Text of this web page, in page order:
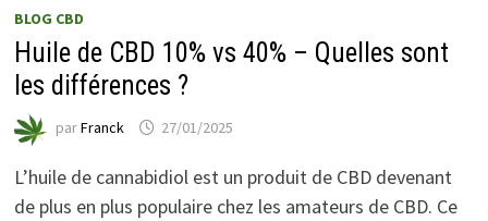
BLOG CBD
Huile de CBD 10% vs 40% – Quelles sont
les différences ?
parFranck 27/01/2025
L’huile de cannabidiol est un produit de CBD devenant
de plus en plus populaire chez les amateurs de CBD. Ce